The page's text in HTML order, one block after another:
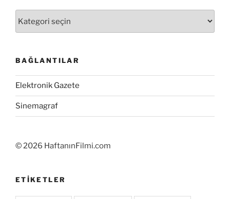
BAĞLANTILAR
Elektronik Gazete
Sinemagraf
© 2026 HaftanınFilmi.com
ETIKETLER